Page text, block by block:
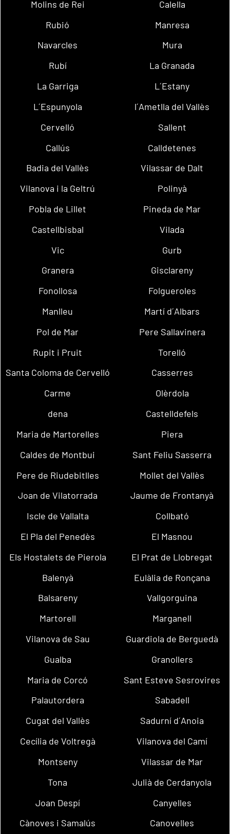
Molins de Rei
Calella
Rubió
Manresa
Navarcles
Mura
Rubí
La Granada
La Garriga
L´Estany
L´Espunyola
l´Ametlla del Vallès
Cervelló
Sallent
Callús
Calldetenes
Badia del Vallès
Vilassar de Dalt
Vilanova i la Geltrú
Polinyà
Pobla de Lillet
Pineda de Mar
Castellbisbal
Vilada
Vic
Gurb
Granera
Gisclareny
Fonollosa
Folgueroles
Manlleu
Martí d´Albars
Pol de Mar
Pere Sallavinera
Rupit i Pruit
Torelló
Santa Coloma de Cervelló
Casserres
Carme
Olèrdola
dena
Castelldefels
Maria de Martorelles
Piera
Caldes de Montbui
Sant Feliu Sasserra
Pere de Riudebitlles
Mollet del Vallès
Joan de Vilatorrada
Jaume de Frontanyà
Iscle de Vallalta
Collbató
El Pla del Penedès
El Masnou
Els Hostalets de Pierola
El Prat de Llobregat
Balenyà
Eulàlia de Ronçana
Balsareny
Vallgorguina
Martorell
Marganell
Vilanova de Sau
Guardiola de Berguedà
Gualba
Granollers
Maria de Corcó
Sant Esteve Sesrovires
Palautordera
Sabadell
Cugat del Vallès
Sadurní d´Anoia
Cecília de Voltregà
Vilanova del Camí
Montseny
Vilassar de Mar
Tona
Julià de Cerdanyola
Joan Despí
Canyelles
Cànoves i Samalús
Canovelles